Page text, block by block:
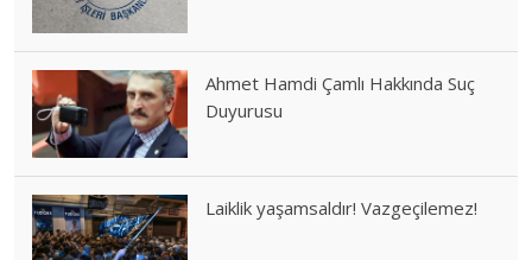
Ahmet Hamdi Çamlı Hakkında Suç
Duyurusu
Laiklik yaşamsaldır! Vazgeçilemez!